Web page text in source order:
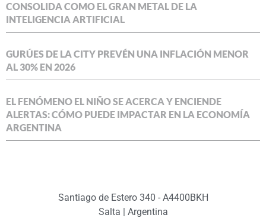
CONSOLIDA COMO EL GRAN METAL DE LA
INTELIGENCIA ARTIFICIAL
GURÚES DE LA CITY PREVÉN UNA INFLACIÓN MENOR
AL 30% EN 2026
EL FENÓMENO EL NIÑO SE ACERCA Y ENCIENDE
ALERTAS: CÓMO PUEDE IMPACTAR EN LA ECONOMÍA
ARGENTINA
Santiago de Estero 340 - A4400BKH
Salta | Argentina